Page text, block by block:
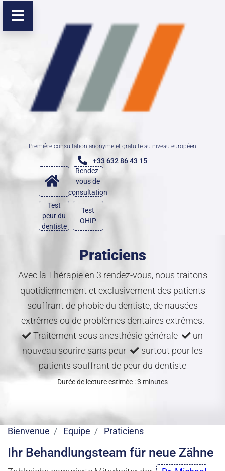
Première consultation anonyme et gratuite au niveau européen
+33 632 86 43 15
Rendez-
vous de
consultation
Test
peur du
dentiste
Test
OHIP
Praticiens
Avec la Thérapie en 3 rendez-vous, nous traitons
quotidiennement et exclusivement des patients
souffrant de phobie du dentiste, de nausées
extrêmes ou de problèmes dentaires extrêmes.
Traitement sous anesthésie générale
un
nouveau sourire sans peur
surtout pour les
patients souffrant de peur du dentiste
Durée de lecture estimée : 3 minutes
Bienvenue Equipe Praticiens
Ihr Behandlungsteam für neue Zähne